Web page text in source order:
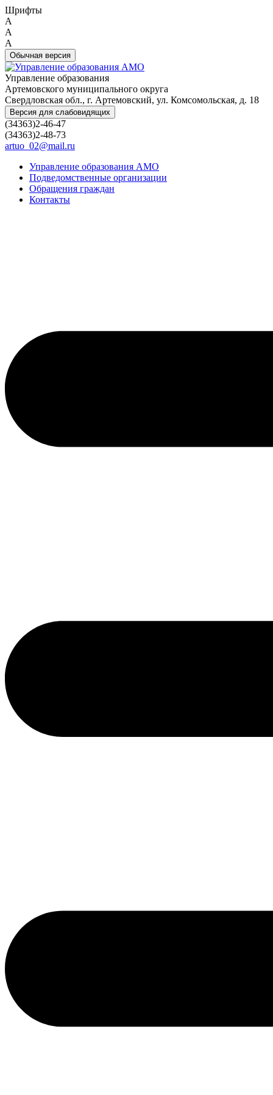
Шрифты
A
A
A
Обычная версия
Управление образования
Артемовского муниципального округа
Свердловская обл., г. Артемовский, ул. Комсомольская, д. 18
Версия для слабовидящих
(34363)2-46-47
(34363)2-48-73
artuo_02@mail.ru
Управление образования АМО
Подведомственные организации
Обращения граждан
Контакты